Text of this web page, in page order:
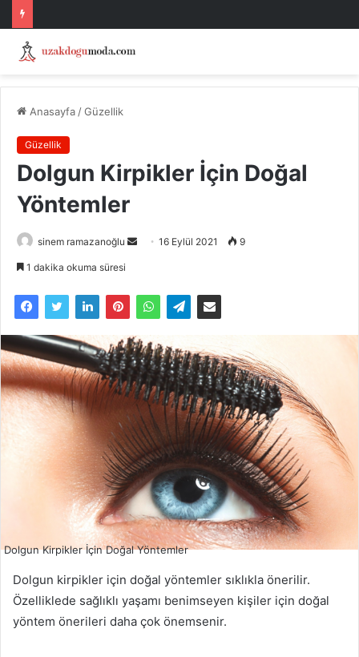
Anasayfa /Güzellik
Güzellik
Dolgun Kirpikler İçin Doğal
Yöntemler
sinem ramazanoğlu
Bir
göndermek
16 Eylül 2021 9
1 dakika okuma süresi
Dolgun Kirpikler İçin Doğal Yöntemler
Dolgun kirpikler için doğal yöntemler sıklıkla önerilir.
Özelliklede sağlıklı yaşamı benimseyen kişiler için doğal
yöntem önerileri daha çok önemsenir.